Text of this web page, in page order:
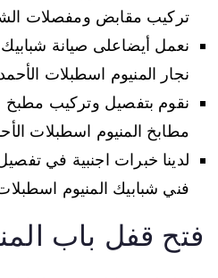
تركيب مقابض ومفصلات
نعمل أيضاعلى صيانة
نجار المنيوم اسطبلات
نقوم بتفصيل وتركيب مطبخ
مطابخ المنيوم اسطبلات
لدينا خبرات اجنبية في
فني شبابيك المنيوم
فتح قفل باب